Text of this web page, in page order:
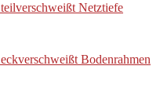
Netztiefe
Bodenrahmen